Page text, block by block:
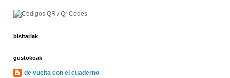
bisitariak
gustokoak
de vuelta con el cuaderno